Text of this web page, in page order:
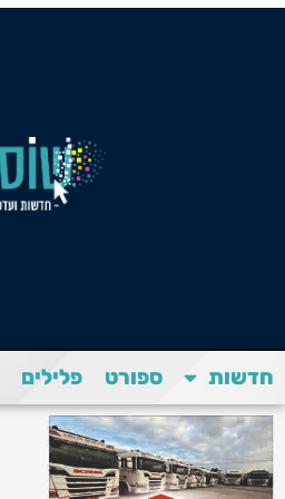
חדשות ספורט פלילים